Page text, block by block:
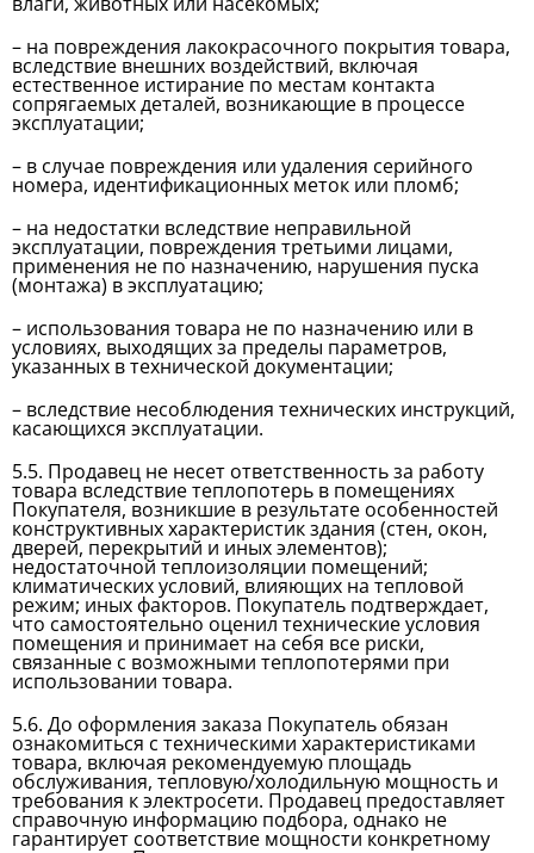
– на повреждения лакокрасочного покрытия товара,
вследствие внешних воздействий, включая
естественное истирание по местам контакта
сопрягаемых деталей, возникающие в процессе
эксплуатации;
– в случае повреждения или удаления серийного
номера, идентификационных меток или пломб;
– на недостатки вследствие неправильной
эксплуатации, повреждения третьими лицами,
применения не по назначению, нарушения пуска
(монтажа) в эксплуатацию;
– использования товара не по назначению или в
условиях, выходящих за пределы параметров,
указанных в технической документации;
– вследствие несоблюдения технических инструкций,
касающихся эксплуатации.
5.5. Продавец не несет ответственность за работу
товара вследствие теплопотерь в помещениях
Покупателя, возникшие в результате особенностей
конструктивных характеристик здания (стен, окон,
дверей, перекрытий и иных элементов);
недостаточной теплоизоляции помещений;
климатических условий, влияющих на тепловой
режим; иных факторов. Покупатель подтверждает,
что самостоятельно оценил технические условия
помещения и принимает на себя все риски,
связанные с возможными теплопотерями при
использовании товара.
5.6. До оформления заказа Покупатель обязан
ознакомиться с техническими характеристиками
товара, включая рекомендуемую площадь
обслуживания, тепловую/холодильную мощность и
требования к электросети. Продавец предоставляет
справочную информацию подбора, однако не
гарантирует соответствие мощности конкретному